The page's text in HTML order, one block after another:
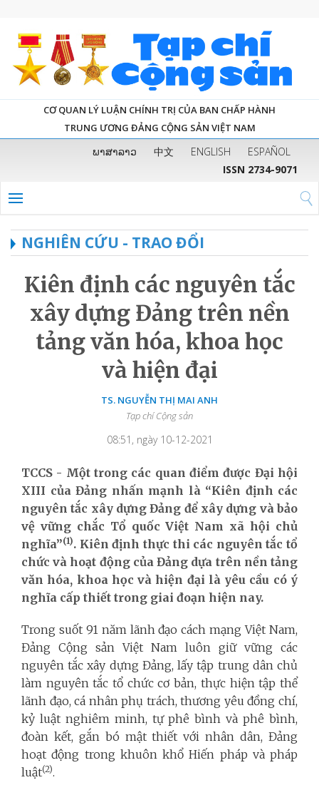
CƠ QUAN LÝ LUẬN CHÍNH TRỊ CỦA BAN CHẤP HÀNH
TRUNG ƯƠNG ĐẢNG CỘNG SẢN VIỆT NAM
ພາສາລາວ 中文 ENGLISH
ESPAÑOL
ISSN 2734-9071
NGHIÊN CỨU - TRAO ĐỔI
Kiên định các nguyên tắc
xây dựng Đảng trên nền
tảng văn hóa, khoa học
và hiện đại
TS. NGUYỄN THỊ MAI ANH
Tạp chí Cộng sản
08:51, ngày 10-12-2021
TCCS - Một trong các quan điểm được Đại hội
XIII của Đảng nhấn mạnh là “Kiên định các
nguyên tắc xây dựng Đảng để xây dựng và bảo
vệ vững chắc Tổ quốc Việt Nam xã hội chủ
nghĩa”(1). Kiên định thực thi các nguyên tắc tổ
chức và hoạt động của Đảng dựa trên nền tảng
văn hóa, khoa học và hiện đại là yêu cầu có ý
nghĩa cấp thiết trong giai đoạn hiện nay.
Trong suốt 91 năm lãnh đạo cách mạng Việt Nam,
Đảng Cộng sản Việt Nam luôn giữ vững các
nguyên tắc xây dựng Đảng, lấy tập trung dân chủ
làm nguyên tắc tổ chức cơ bản, thực hiện tập thể
lãnh đạo, cá nhân phụ trách, thương yêu đồng chí,
kỷ luật nghiêm minh, tự phê bình và phê bình,
đoàn kết, gắn bó mật thiết với nhân dân, Đảng
hoạt động trong khuôn khổ Hiến pháp và pháp
luật(2).